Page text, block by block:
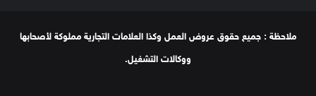
ملاحظة : جميع حقوق عروض العمل وكذا العلامات التجارية مملوكة لأصحابها
ووكالات التشغيل.